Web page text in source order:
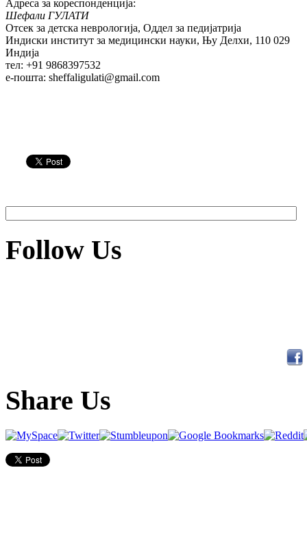
Адреса за кореспонденција:
Шефали ГУЛАТИ
Отсек за детска неврологија, Оддел за педијатрија
Индиски институт за медицински науки, Њу Делхи, 110 029
Индија
тел: +91 9868397532
e-пошта: sheffaligulati@gmail.com
Follow Us
Share Us